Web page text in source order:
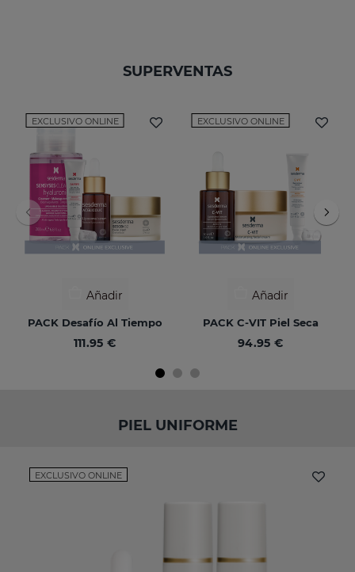
SUPERVENTAS
EXCLUSIVO ONLINE
Añadir
PACK Desafío Al Tiempo
111.95 €
EXCLUSIVO ONLINE
Añadir
PACK C-VIT Piel Seca
94.95 €
PIEL UNIFORME
EXCLUSIVO ONLINE